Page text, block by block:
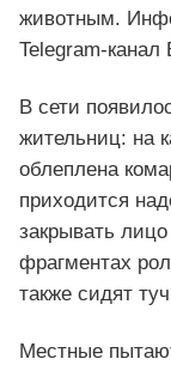
животным.
Telegram-канал
В сети
жительниц: на
облеплена
приходится
закрывать
фрагментах
также сидят
Местные